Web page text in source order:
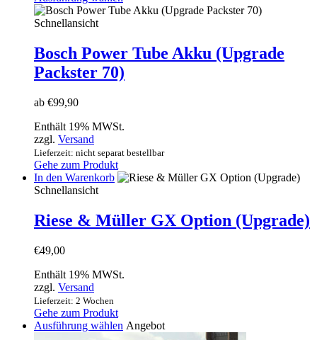
Produkt
Varianten
auf.
Die
gewählt
Schnellansicht
Bosch Power Tube Akku (Upgrade
Packster 70)
ab €99,90
Enthält 19% MWSt.
zzgl. Versand
Lieferzeit: nicht separat bestellbar
Gehe zum Produkt
In den Warenkorb
Schnellansicht
Riese & Müller GX Option (Upgrade)
€49,00
Enthält 19% MWSt.
zzgl. Versand
Lieferzeit: 2 Wochen
Gehe zum Produkt
Ausführung wählen Dieses
Produkt
Angebot